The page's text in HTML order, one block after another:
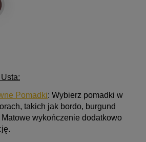
Pomadki: Wybierz pomadki w
takich jak bordo, burgund
Matowe wykończenie dodatkowo